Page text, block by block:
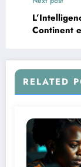
Continent
RELATED